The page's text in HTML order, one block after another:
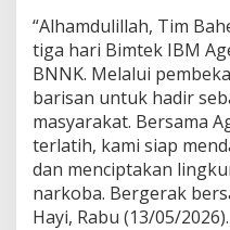
“Alhamdulillah, Tim
tiga hari Bimtek IBM
BNNK. Melalui
barisan untuk hadir
masyarakat. Bersama
terlatih, kami siap
dan menciptakan
narkoba. Bergerak
Hayi, Rabu (13/05/2026).